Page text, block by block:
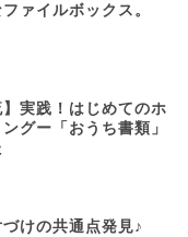
ァイルボックス。
】実践！はじめてのホ
グー「おうち書類」
けの共通点発見♪